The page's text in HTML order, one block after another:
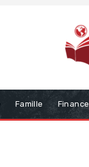
Famille Finance